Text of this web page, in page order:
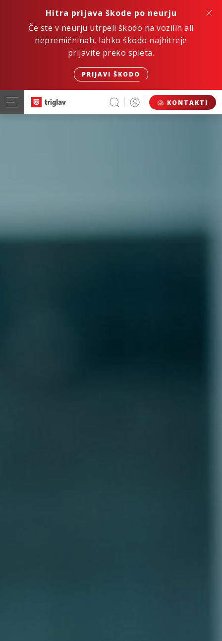
Hitra prijava škode po neurju
Če ste v neurju utrpeli škodo na vozilih ali
nepremičninah, lahko škodo najhitreje
prijavite preko spleta.
PRIJAVI ŠKODO
KONTAKTI